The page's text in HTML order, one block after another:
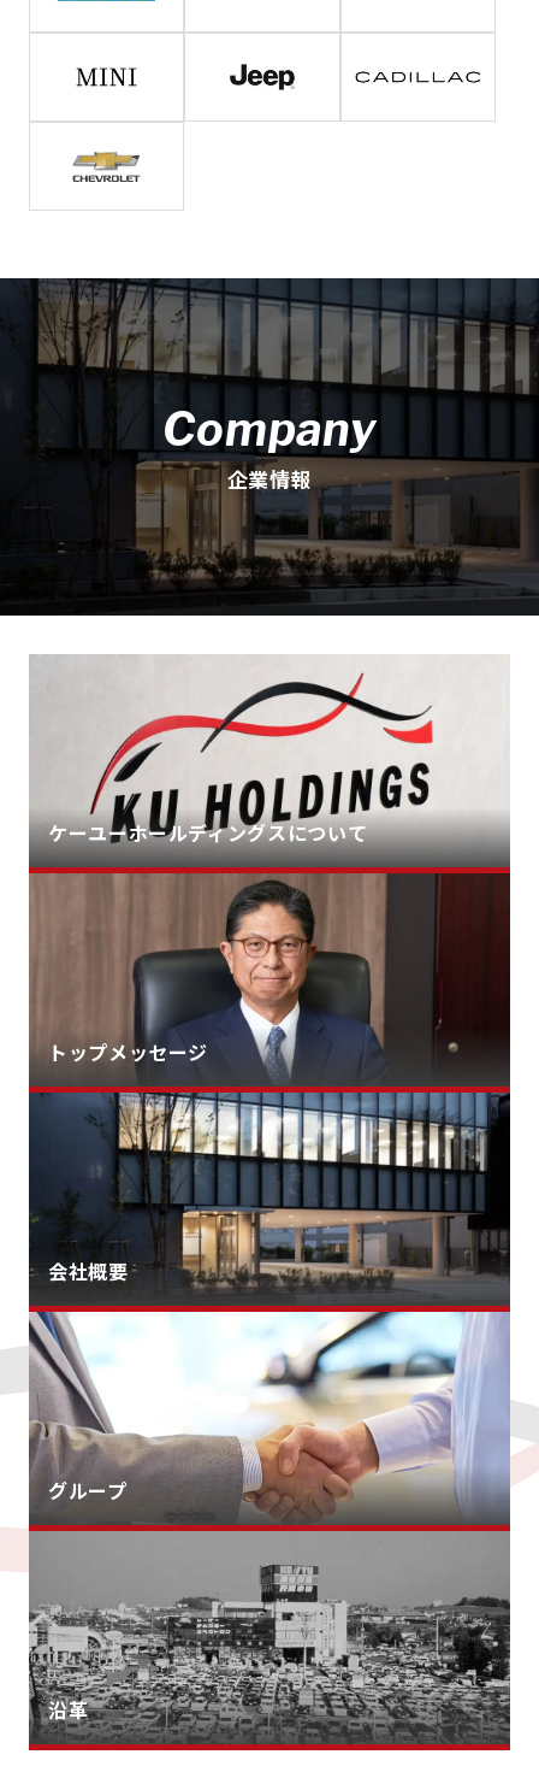
Company
企業情報
ケーユーホールディングスについて
トップメッセージ
会社概要
グループ
沿革